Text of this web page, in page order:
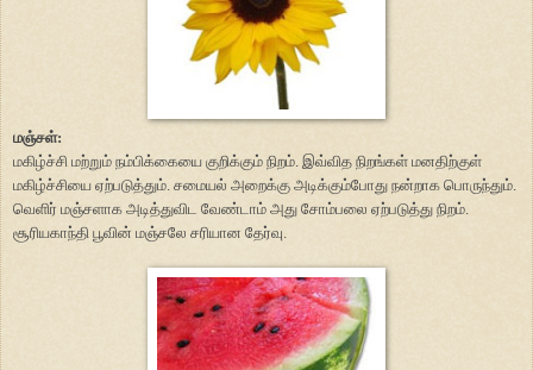
மஞ்சள்:
மகிழ்ச்சி மற்றும் நம்பிக்கையை குறிக்கும் நிறம். இவ்வித நிறங்கள் மனதிற்குள்
மகிழ்ச்சியை ஏற்படுத்தும். சமையல் அறைக்கு அடிக்கும்போது நன்றாக பொருந்தும்.
வெளிர் மஞ்சளாக அடித்துவிட வேண்டாம் அது சோம்பலை ஏற்படுத்து நிறம்.
சூரியகாந்தி பூவின் மஞ்சலே சரியான தேர்வு.